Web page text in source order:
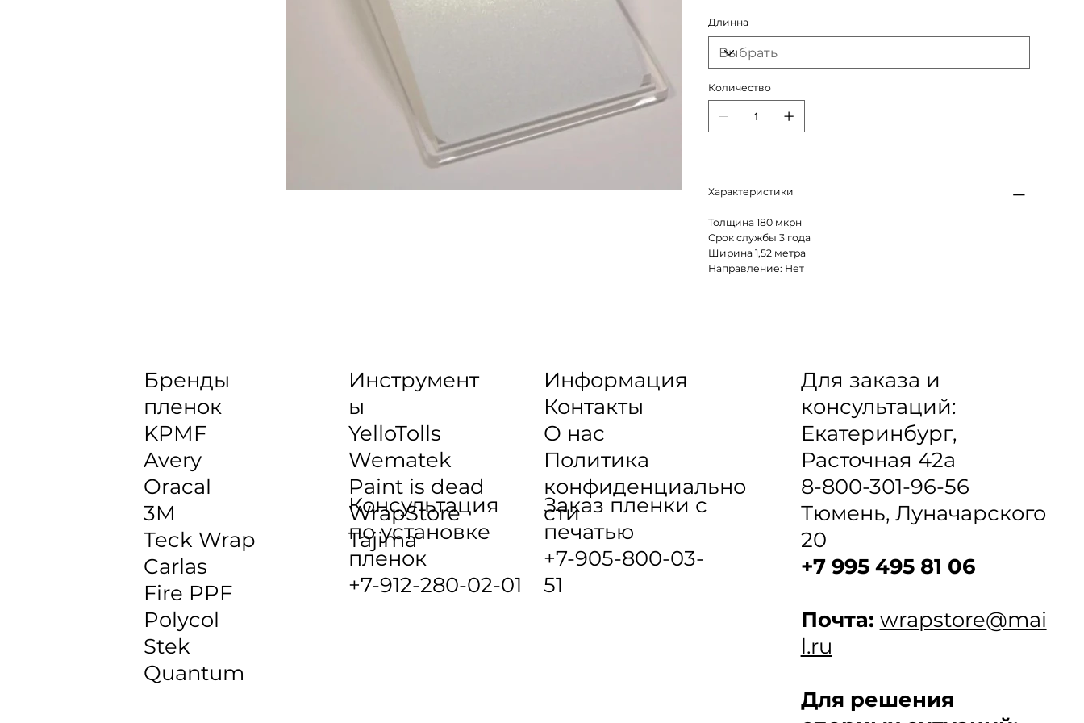
Длинна
Количество
Характеристики
Толщина 180 мкрн
Срок службы 3 года
Ширина 1,52 метра
Направление: Нет
Бренды
пленок
KPMF
Avery
Oracal
3M
Teck Wrap
Carlas
Fire PPF
Polycol
Stek
Quantum
Инструмент
ы
YelloTolls
Wematek
Paint is dead
WrapStore
Tajima
Консультация
по установке
пленок
+7-912-280-02-01
Информация
Контакты
О нас
Политика
конфиденциально
сти
Заказ пленки с
печатью
+7-905-800-03-
51
Для заказа и
консультаций:
Екатеринбург,
Расточная 42а
8-800-301-96-56
Тюмень, Луначарского
20
+7 995 495 81 06
Почта: wrapstore@mai
l.ru
Для решения